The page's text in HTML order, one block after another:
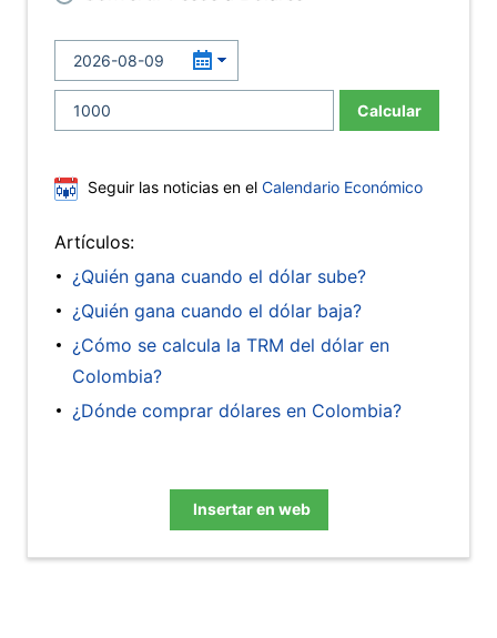
Calcular
Seguir las noticias en el Calendario Económico
Artículos:
¿Quién gana cuando el dólar sube?
¿Quién gana cuando el dólar baja?
¿Cómo se calcula la TRM del dólar en
Colombia?
¿Dónde comprar dólares en Colombia?
Insertar en web